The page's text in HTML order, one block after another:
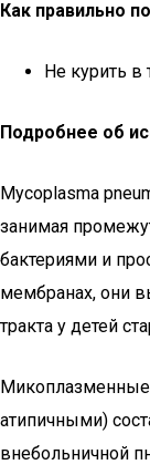
Как правильно
Не курить в
Подробнее об
Mycoplasma
занимая
бактериями и
мембранах, они
тракта у детей
атипичными)
внебольничной